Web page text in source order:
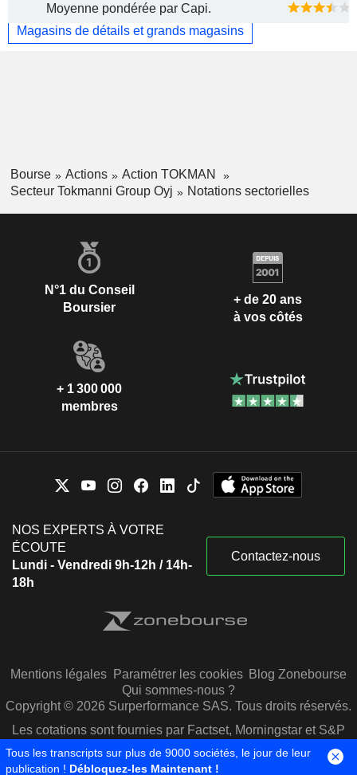
Moyenne pondérée par Capi.
Magasins de détails et grands magasins
Bourse Actions
Action TOKMAN
Secteur Tokmanni Group Oyj
Notations sectorielles
N°1 du Conseil
Boursier
+ de 20 ans
à vos côtés
+ 1 300 000
membres
NOS EXPERTS À VOTRE
ÉCOUTE
Lundi - Vendredi 9h-12h / 14h-
18h
Contactez-nous
Mentions légales Paramétrer les cookies Blog Zonebourse
Qui sommes-nous ?
Copyright © 2026 Surperformance SAS. Tous droits réservés.
Les cotations sont fournies par Factset, Morningstar et S&P
Capital IQ
Tous les transcripts sur plus de 9000 sociétés, le jour de leur
publication ! Débloquez-les Maintenant !